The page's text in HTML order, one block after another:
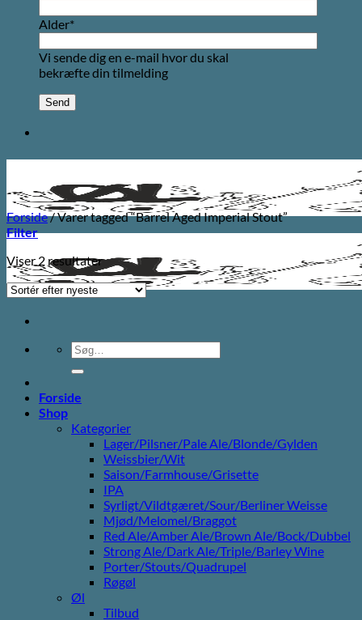
Alder*
Vi sende dig en e-mail hvor du skal
bekræfte din tilmelding
Søg
efter:
Forside
Shop
Kategorier
Lager/Pilsner/Pale Ale/Blonde/Gylden
Weissbier/Wit
Saison/Farmhouse/Grisette
IPA
Syrligt/Vildtgæret/Sour/Berliner Weisse
Mjød/Melomel/Braggot
Red Ale/Amber Ale/Brown Ale/Bock/Dubbel
Strong Ale/Dark Ale/Triple/Barley Wine
Porter/Stouts/Quadrupel
Røgøl
Øl
Tilbud
Forside/Varer tagged “Barrel Aged Imperial Stout”
Filter
Viser 2 resultaterSorteret
efter
seneste